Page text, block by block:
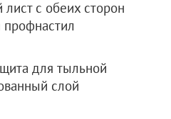
с обеих сторон
для тыльной
слой